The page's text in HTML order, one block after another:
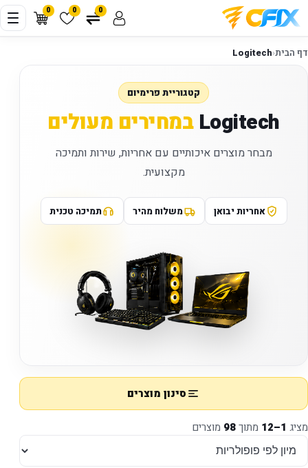
0 0 0
דף הבית‹
Logitech
קטגוריית פרימיום
Logitech במחירים מעולים
מבחר מוצרים איכותיים עם אחריות, שירות ותמיכה
מקצועית.
אחריות יבואן משלוח מהיר תמיכה טכנית
סינון מוצרים
מציג 1–12 מתוך98 מוצרים